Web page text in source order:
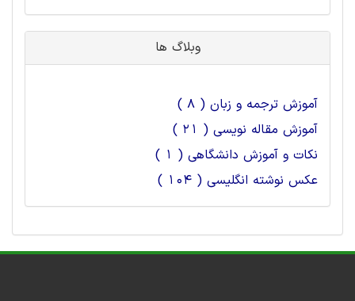
وبلاگ ها
آموزش ترجمه و زبان ( 8 )
آموزش مقاله نویسی ( 21 )
نکات و آموزش دانشگاهی ( 1 )
عکس نوشته انگلیسی ( 104 )